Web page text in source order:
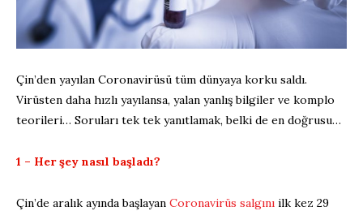
Çin’den yayılan Coronavirüsü tüm dünyaya korku saldı.
Virüsten daha hızlı yayılansa, yalan yanlış bilgiler ve komplo
teorileri… Soruları tek tek yanıtlamak, belki de en doğrusu…
1 – Her şey nasıl başladı?
Çin’de aralık ayında başlayan Coronavirüs salgını ilk kez 29